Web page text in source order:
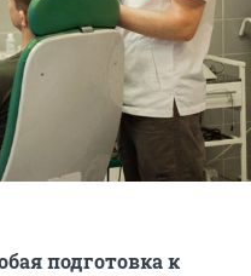
подготовка к